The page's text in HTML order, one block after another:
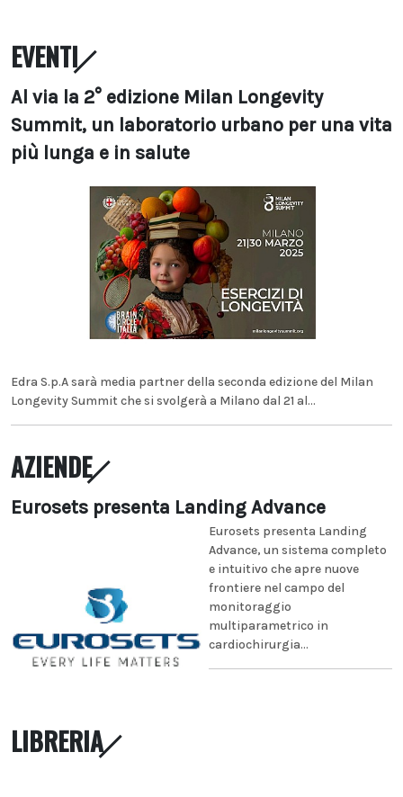
EVENTI
Al via la 2° edizione Milan Longevity
Summit, un laboratorio urbano per una vita
più lunga e in salute
Edra S.p.A sarà media partner della seconda edizione del Milan
Longevity Summit che si svolgerà a Milano dal 21 al...
AZIENDE
Eurosets presenta Landing Advance
Eurosets presenta Landing
Advance, un sistema completo
e intuitivo che apre nuove
frontiere nel campo del
monitoraggio
multiparametrico in
cardiochirurgia...
LIBRERIA